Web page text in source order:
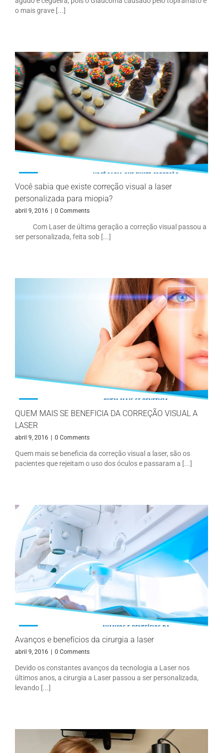
o mais grave [...]
Você sabia que existe correção visual a laser
personalizada para miopia?
abril 9, 2016 0 Comments
Com Laser de última geração a correção visual passou a
ser personalizada, feita sob [...]
QUEM MAIS SE BENEFICIA DA CORREÇÃO VISUAL A
LASER
abril 9, 2016 | 0 Comments
Quem mais se beneficia da correção visual a laser, são os
pacientes que rejeitam o uso dos óculos e passaram a [...]
Avanços e benefícios da cirurgia a laser
abril 9, 2016 0 Comments
Devido os constantes avanços da tecnologia a Laser nos
últimos anos, a cirurgia a Laser passou a ser personalizada,
levando [...]